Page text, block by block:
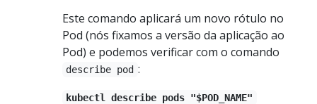
Este comando aplicará um novo rótulo no
Pod (nós fixamos a versão da aplicação ao
Pod) e podemos verificar com o comando
describe pod :
kubectl describe pods "$POD_NAME"